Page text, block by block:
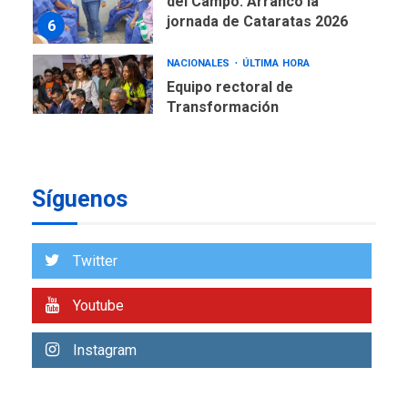
6
jornada de Cataratas 2026
NACIONALES ÚLTIMA HORA
Equipo rectoral de
Transformación
1
de AN 2015
ÚLTIMA HORA
regional nos respaldaron
Síguenos
Twitter
Youtube
Instagram